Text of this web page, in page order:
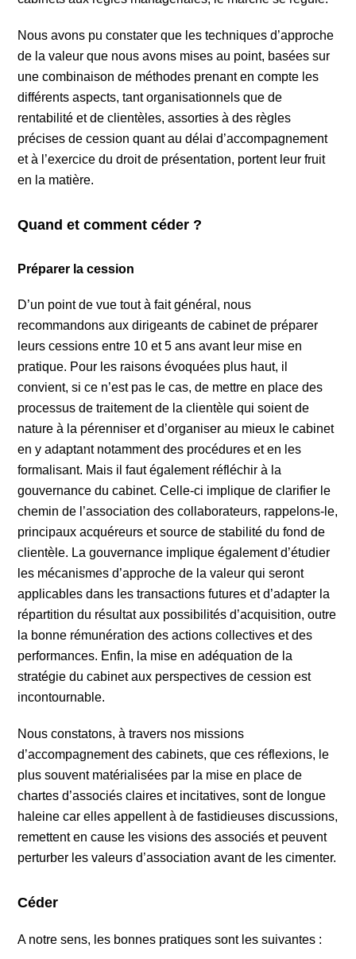
Nous avons pu constater que les techniques d’approche
de la valeur que nous avons mises au point, basées sur
une combinaison de méthodes prenant en compte les
différents aspects, tant organisationnels que de
rentabilité et de clientèles, assorties à des règles
précises de cession quant au délai d’accompagnement
et à l’exercice du droit de présentation, portent leur fruit
en la matière.
Quand et comment céder ?
Préparer la cession
D’un point de vue tout à fait général, nous
recommandons aux dirigeants de cabinet de préparer
leurs cessions entre 10 et 5 ans avant leur mise en
pratique. Pour les raisons évoquées plus haut, il
convient, si ce n’est pas le cas, de mettre en place des
processus de traitement de la clientèle qui soient de
nature à la pérenniser et d’organiser au mieux le cabinet
en y adaptant notamment des procédures et en les
formalisant. Mais il faut également réfléchir à la
gouvernance du cabinet. Celle-ci implique de clarifier le
chemin de l’association des collaborateurs, rappelons-le,
principaux acquéreurs et source de stabilité du fond de
clientèle. La gouvernance implique également d’étudier
les mécanismes d’approche de la valeur qui seront
applicables dans les transactions futures et d’adapter la
répartition du résultat aux possibilités d’acquisition, outre
la bonne rémunération des actions collectives et des
performances. Enfin, la mise en adéquation de la
stratégie du cabinet aux perspectives de cession est
incontournable.
Nous constatons, à travers nos missions
d’accompagnement des cabinets, que ces réflexions, le
plus souvent matérialisées par la mise en place de
chartes d’associés claires et incitatives, sont de longue
haleine car elles appellent à de fastidieuses discussions,
remettent en cause les visions des associés et peuvent
perturber les valeurs d’association avant de les cimenter.
Céder
A notre sens, les bonnes pratiques sont les suivantes :